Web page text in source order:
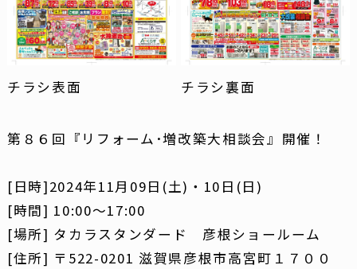
チラシ表面 チラシ裏面
第８６回『リフォーム･増改築大相談会』開催！
[日時]2024年11月09日(土)・10日(日)
[時間] 10:00～17:00
[場所] タカラスタンダード 彦根ショールーム
[住所] 〒522-0201 滋賀県彦根市高宮町１７００